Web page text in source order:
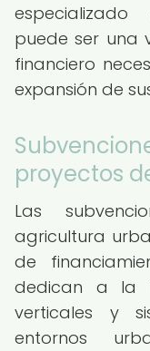
puede ser una
financiero
expansión de
proyectos
Las
agricultura
de
dedican a la
verticales y
entornos